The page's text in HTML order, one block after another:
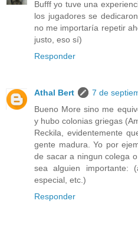
Bufff yo tuve una
los jugadores se
no me importaría repetir
justo, eso sí)
Responder
Athal Bert
7 de
Bueno More sino me
y hubo colonias griegas
Reckila, evidentemente
gente madura. Yo por
de sacar a ningun colega
sea alguien importante:
especial, etc.)
Responder